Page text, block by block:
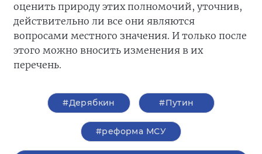
оценить природу этих полномочий, уточнив,
действительно ли все они являются
вопросами местного значения. И только после
этого можно вносить изменения в их
перечень.
#Дерябкин #Путин
#реформа МСУ